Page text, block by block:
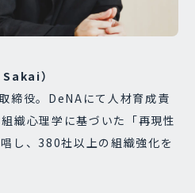
）
役。DeNAにて人材育成責
織心理学に基づいた「再現性
し、380社以上の組織強化を